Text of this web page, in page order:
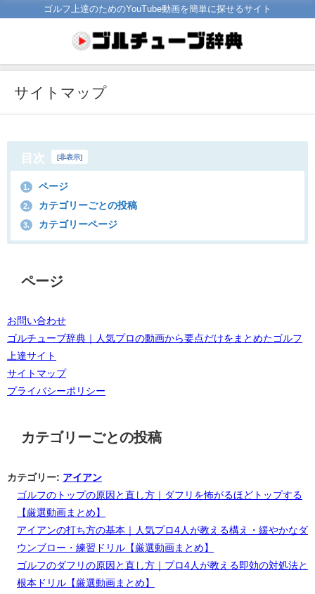
ゴルフ上達のためのYouTube動画を簡単に探せるサイト
サイトマップ
目次 [非表示]
1. ページ
2. カテゴリーごとの投稿
3. カテゴリーページ
ページ
お問い合わせ
ゴルチューブ辞典｜人気プロの動画から要点だけをまとめたゴルフ
上達サイト
サイトマップ
プライバシーポリシー
カテゴリーごとの投稿
カテゴリー: アイアン
ゴルフのトップの原因と直し方｜ダフリを怖がるほどトップする
【厳選動画まとめ】
アイアンの打ち方の基本｜人気プロ4人が教える構え・緩やかなダ
ウンブロー・練習ドリル【厳選動画まとめ】
ゴルフのダフリの原因と直し方｜プロ4人が教える即効の対処法と
根本ドリル【厳選動画まとめ】